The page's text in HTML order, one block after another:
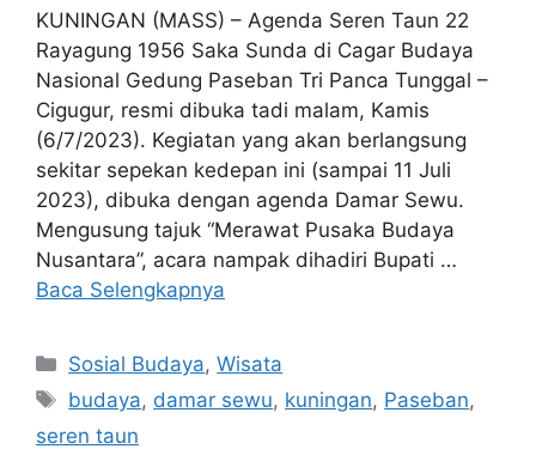
KUNINGAN (MASS) – Agenda Seren Taun 22
Rayagung 1956 Saka Sunda di Cagar Budaya
Nasional Gedung Paseban Tri Panca Tunggal –
Cigugur, resmi dibuka tadi malam, Kamis
(6/7/2023). Kegiatan yang akan berlangsung
sekitar sepekan kedepan ini (sampai 11 Juli
2023), dibuka dengan agenda Damar Sewu.
Mengusung tajuk “Merawat Pusaka Budaya
Nusantara”, acara nampak dihadiri Bupati …
Baca Selengkapnya
Kategori
Sosial Budaya,Wisata
Tag
budaya, damar sewu, kuningan, Paseban,
seren taun